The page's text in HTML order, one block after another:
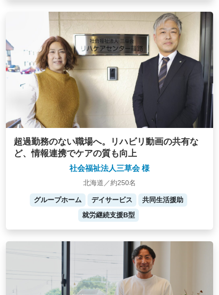
超過勤務のない職場へ。リハビリ動画の共有な
ど、情報連携でケアの質も向上
社会福祉法人三草会 様
北海道／約250名
グループホーム デイサービス
共同生活援助
就労継続支援B型